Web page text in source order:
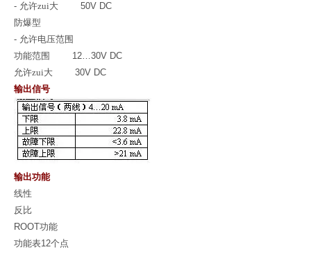
- 允许zui大 50V DC
防爆型
- 允许电压范围
功能范围
12…30V DC
允许zui大 30V DC
输出信号
输出功能
线性
反比
ROOT功能
功能表12个点